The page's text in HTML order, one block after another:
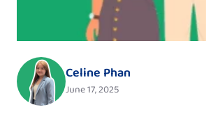
Celine Phan
June 17, 2025